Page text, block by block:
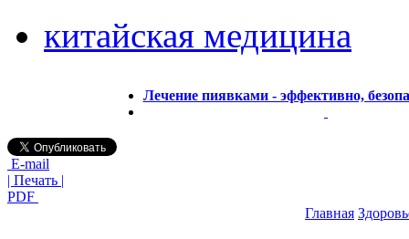
китайская медицина
Лечение пиявками - эффективно,
E-mail
| Печать |
PDF
Главная